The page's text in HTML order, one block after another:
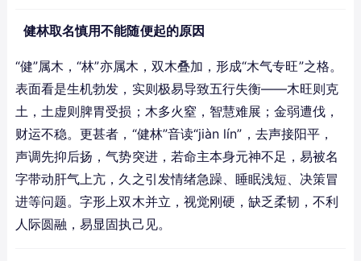
健林取名慎用不能随便起的原因
“健”属木，“林”亦属木，双木叠加，形成“木气专旺”之格。
表面看是生机勃发，实则极易导致五行失衡——木旺则克
土，土虚则脾胃受损；木多火窒，智慧难展；金弱遭伐，
财运不稳。更甚者，“健林”音读“jiàn lín”，去声接阳平，
声调先抑后扬，气势突进，若命主本身元神不足，易被名
字带动肝气上亢，久之引发情绪急躁、睡眠浅短、决策冒
进等问题。字形上双木并立，视觉刚硬，缺乏柔韧，不利
人际圆融，易显固执己见。